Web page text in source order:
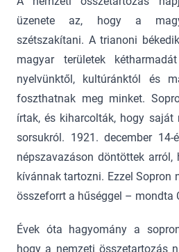
üzenete az, hogy a
szétszakítani. A trianoni
magyar területek
nyelvünktől, kultúránktól és
foszthatnak meg minket.
írtak, és kiharcolták, hogy saját
sorsukról. 1921. december
népszavazáson döntöttek arról,
kívánnak tartozni. Ezzel Sopron
összeforrt a hűséggel – mondta
Évek óta hagyomány a
hogy a nemzeti összetartozás